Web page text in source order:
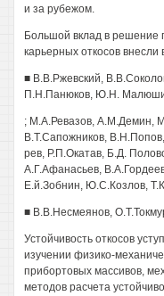
и за рубежом.
Большой вклад в решение
карьерных откосов
■ В.В.Ржевский,
П.Н.Панюков, Ю.Н.
; М.А.Ревазов, А.М.Демин,
В.Т.Сапожников,
рев, Р.П.Окатав, Б.Д.
А.Г.Афанасьев,
Е.й.Зобнин, Ю.С.Козлов,
■ В.В.Несмеянов,
Устойчивость откосов
изучении физико-
прибортовых массивов,
методов расчета